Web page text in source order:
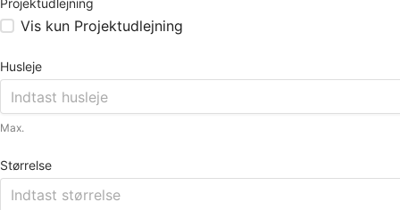
Projektudlejning
Vis kun Projektudlejning
Husleje
Max.
Størrelse